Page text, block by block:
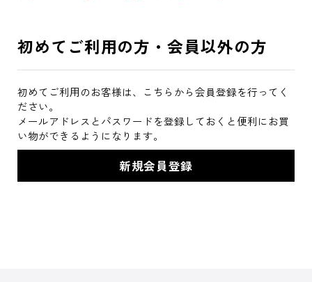
初めてご利用の方・会員以外の方
初めてご利用のお客様は、こちらから会員登録を行ってく
ださい。
メールアドレスとパスワードを登録しておくと便利にお買
い物ができるようになります。